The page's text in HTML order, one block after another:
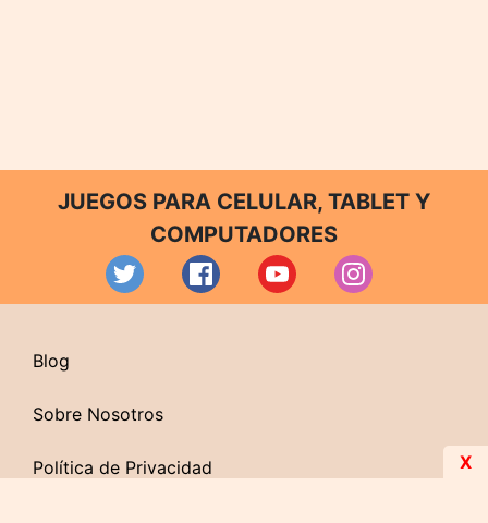
JUEGOS PARA CELULAR, TABLET Y
COMPUTADORES
Blog
Sobre Nosotros
Política de Privacidad X